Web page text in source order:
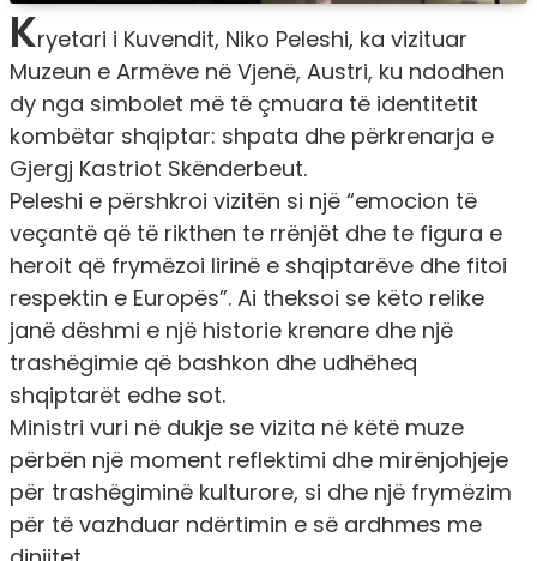
Kryetari i Kuvendit, Niko Peleshi, ka vizituar
Muzeun e Armëve në Vjenë, Austri, ku ndodhen
dy nga simbolet më të çmuara të identitetit
kombëtar shqiptar: shpata dhe përkrenarja e
Gjergj Kastriot Skënderbeut.
Peleshi e përshkroi vizitën si një “emocion të
veçantë që të rikthen te rrënjët dhe te figura e
heroit që frymëzoi lirinë e shqiptarëve dhe fitoi
respektin e Europës”. Ai theksoi se këto relike
janë dëshmi e një historie krenare dhe një
trashëgimie që bashkon dhe udhëheq
shqiptarët edhe sot.
Ministri vuri në dukje se vizita në këtë muze
përbën një moment reflektimi dhe mirënjohjeje
për trashëgiminë kulturore, si dhe një frymëzim
për të vazhduar ndërtimin e së ardhmes me